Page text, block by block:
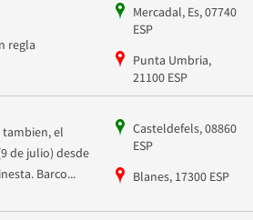
regla
Mercadal, Es, 07740
ESP
Punta Umbria,
21100 ESP
tambien, el
de julio) desde
Barco...
Casteldefels, 08860
ESP
Blanes, 17300 ESP